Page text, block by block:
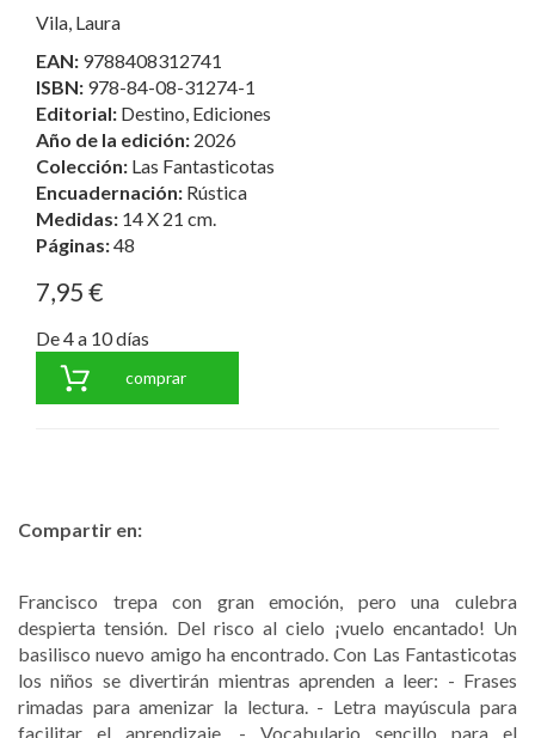
Vila, Laura
EAN: 9788408312741
ISBN: 978-84-08-31274-1
Editorial: Destino, Ediciones
Año de la edición: 2026
Colección: Las Fantasticotas
Encuadernación: Rústica
Medidas: 14 X 21 cm.
Páginas:48
7,95 €
De 4 a 10 días
comprar
Compartir en:
Francisco trepa con gran emoción, pero una culebra
despierta tensión. Del risco al cielo ¡vuelo encantado! Un
basilisco nuevo amigo ha encontrado. Con Las Fantasticotas
los niños se divertirán mientras aprenden a leer: - Frases
rimadas para amenizar la lectura. - Letra mayúscula para
facilitar el aprendizaje. - Vocabulario sencillo para el